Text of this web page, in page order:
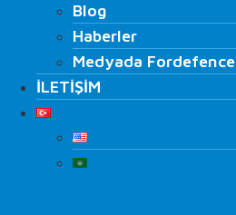
Haberler
Medyada Fordefence
İLETİŞİM
Blog
Haberler
Medyada Fordefence
İLETİŞİM